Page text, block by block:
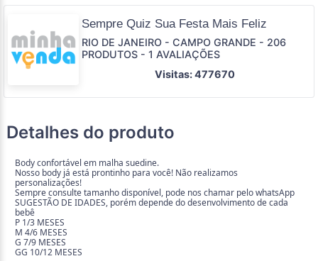
Sempre Quiz Sua Festa Mais Feliz
RIO DE JANEIRO - CAMPO GRANDE - 206
PRODUTOS - 1 AVALIAÇÕES
Visitas: 477670
Detalhes do produto
Body confortável em malha suedine.
Nosso body já está prontinho para você! Não realizamos
personalizações!
Sempre consulte tamanho disponível, pode nos chamar pelo whatsApp
SUGESTÃO DE IDADES, porém depende do desenvolvimento de cada
bebê
P 1/3 MESES
M 4/6 MESES
G 7/9 MESES
GG 10/12 MESES